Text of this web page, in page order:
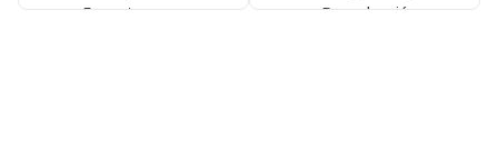
Encontre uma Descubra já